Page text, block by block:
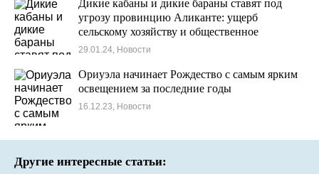
Дикие кабаны и дикие бараны ставят под
угрозу провинцию Аликанте: ущерб
сельскому хозяйству и общественное
беспокойство
29.01.24, Новости
Ориуэла начинает Рождество с самым ярким
освещением за последние годы
16.12.23, Новости
Другие интересные статьи: